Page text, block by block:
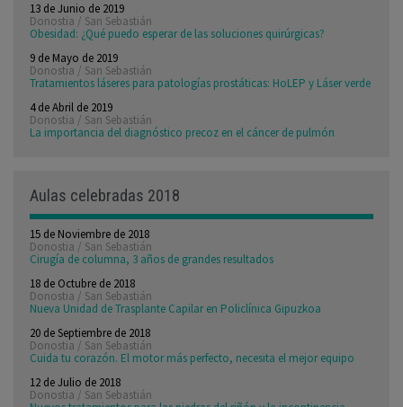
13 de Junio de 2019
Donostia / San Sebastián
Obesidad: ¿Qué puedo esperar de las soluciones quirúrgicas?
9 de Mayo de 2019
Donostia / San Sebastián
Tratamientos láseres para patologías prostáticas: HoLEP y Láser verde
4 de Abril de 2019
Donostia / San Sebastián
La importancia del diagnóstico precoz en el cáncer de pulmón
Aulas celebradas 2018
15 de Noviembre de 2018
Donostia / San Sebastián
Cirugía de columna, 3 años de grandes resultados
18 de Octubre de 2018
Donostia / San Sebastián
Nueva Unidad de Trasplante Capilar en Policlínica Gipuzkoa
20 de Septiembre de 2018
Donostia / San Sebastián
Cuida tu corazón. El motor más perfecto, necesita el mejor equipo
12 de Julio de 2018
Donostia / San Sebastián